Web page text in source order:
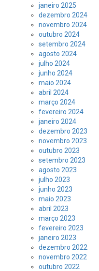
janeiro 2025
dezembro 2024
novembro 2024
outubro 2024
setembro 2024
agosto 2024
julho 2024
junho 2024
maio 2024
abril 2024
março 2024
fevereiro 2024
janeiro 2024
dezembro 2023
novembro 2023
outubro 2023
setembro 2023
agosto 2023
julho 2023
junho 2023
maio 2023
abril 2023
março 2023
fevereiro 2023
janeiro 2023
dezembro 2022
novembro 2022
outubro 2022